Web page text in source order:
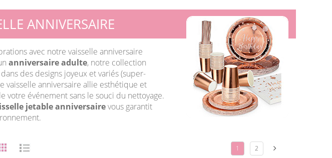
ANNIVERSAIRE
avec notre vaisselle anniversaire
anniversaire adulte, notre collection
des designs joyeux et variés (super-
vaisselle anniversaire allie esthétique et
événement sans le souci du nettoyage.
jetable anniversairevous garantit
1 2